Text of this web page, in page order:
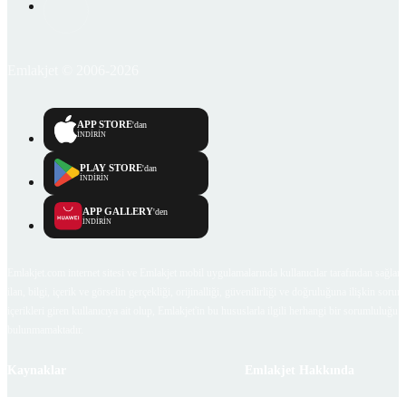
APP STORE'dan
İNDİRİN
PLAY STORE'dan
İNDİRİN
APP GALLERY'den
İNDİRİN